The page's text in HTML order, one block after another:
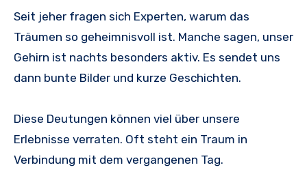
Seit jeher fragen sich Experten, warum das
Träumen so geheimnisvoll ist. Manche sagen, unser
Gehirn ist nachts besonders aktiv. Es sendet uns
dann bunte Bilder und kurze Geschichten.
Diese Deutungen können viel über unsere
Erlebnisse verraten. Oft steht ein Traum in
Verbindung mit dem vergangenen Tag.